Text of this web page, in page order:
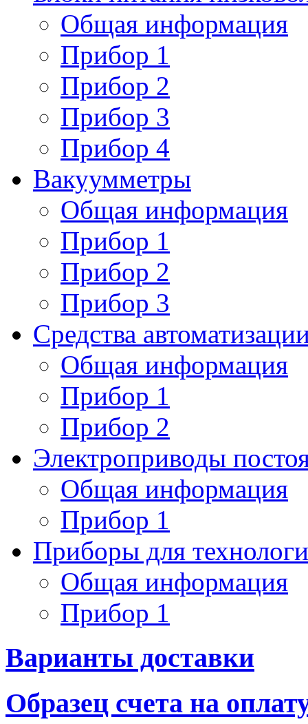
Общая информация
Прибор 1
Прибор 2
Прибор 3
Прибор 4
Вакуумметры
Общая информация
Прибор 1
Прибор 2
Прибор 3
Средства
Общая информация
Прибор 1
Прибор 2
Электроприводы
Общая информация
Прибор 1
Приборы для
Общая информация
Прибор 1
Варианты доставки
Образец счета на